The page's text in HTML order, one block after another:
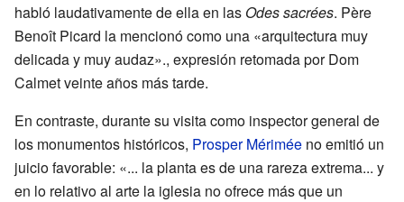
habló laudativamente de ella en las Odes sacrées. Père
Benoît Picard la mencionó como una «arquitectura muy
delicada y muy audaz»., expresión retomada por Dom
Calmet veinte años más tarde.
En contraste, durante su visita como inspector general de
los monumentos históricos, Prosper Mérimée no emitió un
juicio favorable: «... la planta es de una rareza extrema... y
en lo relativo al arte la iglesia no ofrece más que un